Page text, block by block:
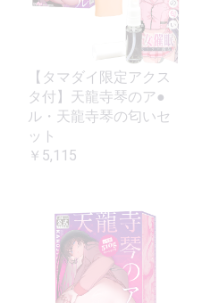
【タマダイ限定アクス
タ付】天龍寺琴のア●
ル・天龍寺琴の匂いセ
ット
￥5,115